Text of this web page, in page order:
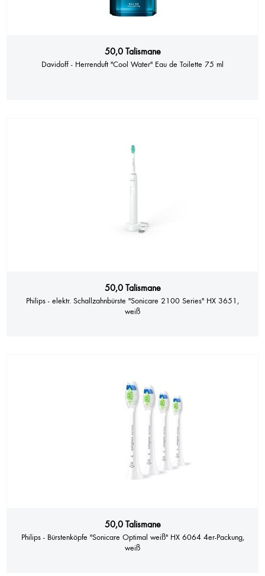
50,0 Talismane
Davidoff - Herrenduft "Cool Water" Eau de Toilette 75 ml
50,0 Talismane
Philips - elektr. Schallzahnbürste "Sonicare 2100 Series" HX 3651,
weiß
50,0 Talismane
Philips - Bürstenköpfe "Sonicare Optimal weiß" HX 6064 4er-Packung,
weiß